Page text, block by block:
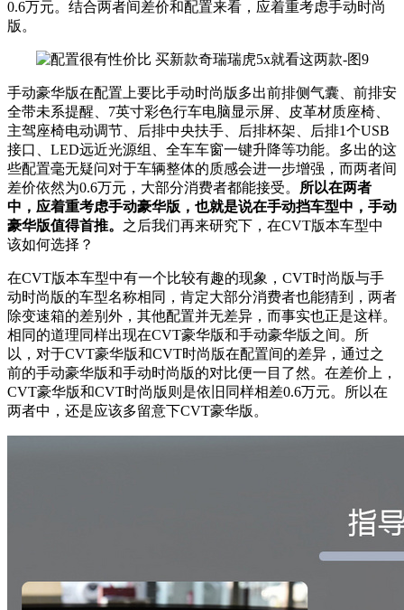
0.6万元。结合两者间差价和配置来看，应着重考虑手动时尚
版。
手动豪华版在配置上要比手动时尚版多出前排侧气囊、前排安
全带未系提醒、7英寸彩色行车电脑显示屏、皮革材质座椅、
主驾座椅电动调节、后排中央扶手、后排杯架、后排1个USB
接口、LED远近光源组、全车车窗一键升降等功能。多出的这
些配置毫无疑问对于车辆整体的质感会进一步增强，而两者间
差价依然为0.6万元，大部分消费者都能接受。 所以在两者
中，应着重考虑手动豪华版， 也就是说在手动挡车型中，手动
豪华版值得首推。 之后我们再来研究下，在CVT版本车型中
该如何选择？
在CVT版本车型中有一个比较有趣的现象，CVT时尚版与手
动时尚版的车型名称相同，肯定大部分消费者也能猜到，两者
除变速箱的差别外，其他配置并无差异，而事实也正是这样。
相同的道理同样出现在CVT豪华版和手动豪华版之间。所
以，对于CVT豪华版和CVT时尚版在配置间的差异，通过之
前的手动豪华版和手动时尚版的对比便一目了然。在差价上，
CVT豪华版和CVT时尚版则是依旧同样相差0.6万元。所以在
两者中，还是应该多留意下CVT豪华版。